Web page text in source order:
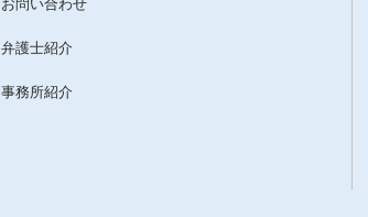
お問い合わせ
弁護士紹介
事務所紹介